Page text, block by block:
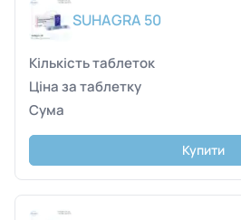
SUHAGRA 50
Купити